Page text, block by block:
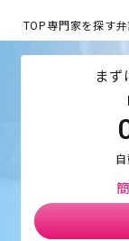
TOP専門家を探す
ま